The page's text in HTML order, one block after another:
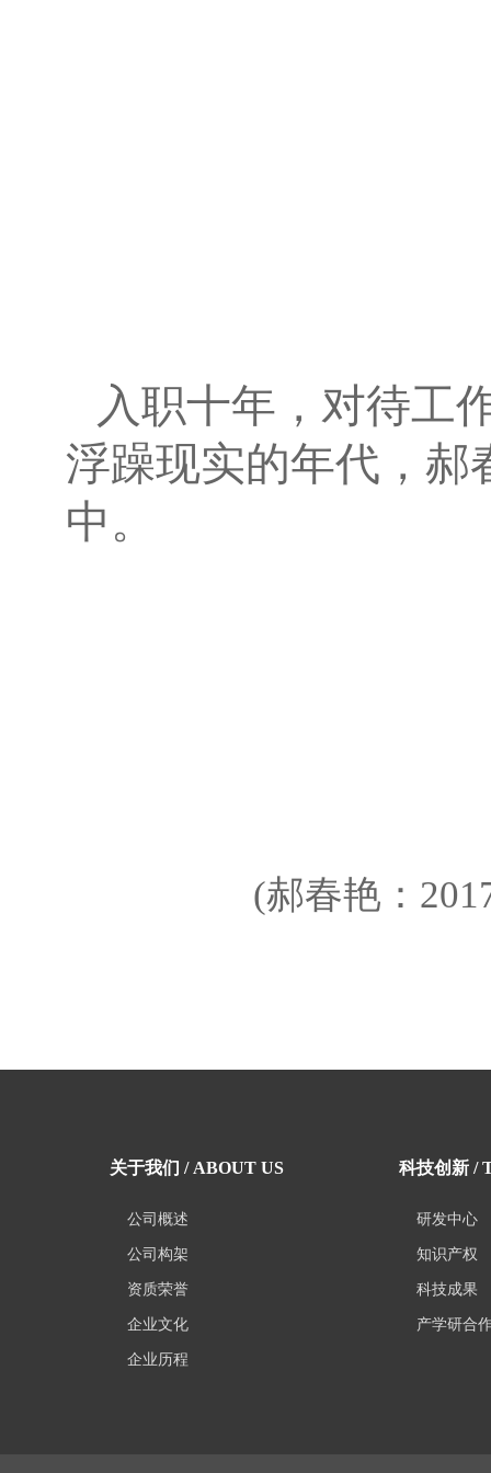
入职十年，对待工
浮躁现实的年代，郝
中。
(郝春艳：
关于我们 / ABOUT US
公司概述
公司构架
资质荣誉
企业文化
企业历程
科技创新 /
研发中心
知识产权
科技成果
产学研合